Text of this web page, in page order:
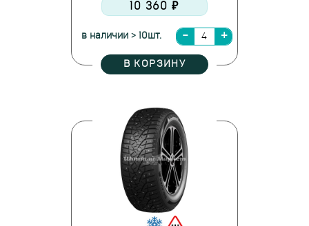
10 360 ₽
в наличии > 10шт.
В КОРЗИНУ